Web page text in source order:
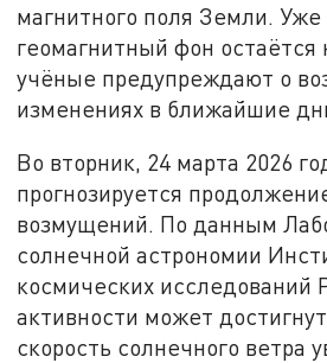
магнитного поля Земли. Уже
геомагнитный фон
учёные предупреждают о
изменениях в ближайшие
Во вторник, 24 марта 2026
прогнозируется
возмущений. По данным
солнечной астрономии
космических исследований
активности может
скорость солнечного ветра